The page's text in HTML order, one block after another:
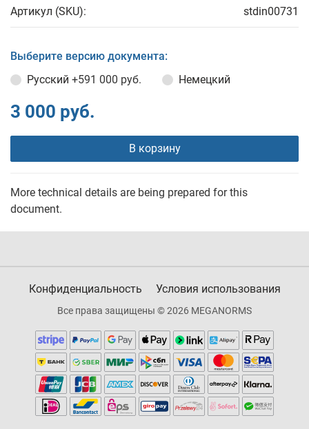
Артикул (SKU): stdin00731
Выберите версию документа:
Русский +591 000 руб. Немецкий
3 000 руб.
В корзину
More technical details are being prepared for this
document.
Конфиденциальность Условия использования
Все права защищены © 2026 MEGANORMS